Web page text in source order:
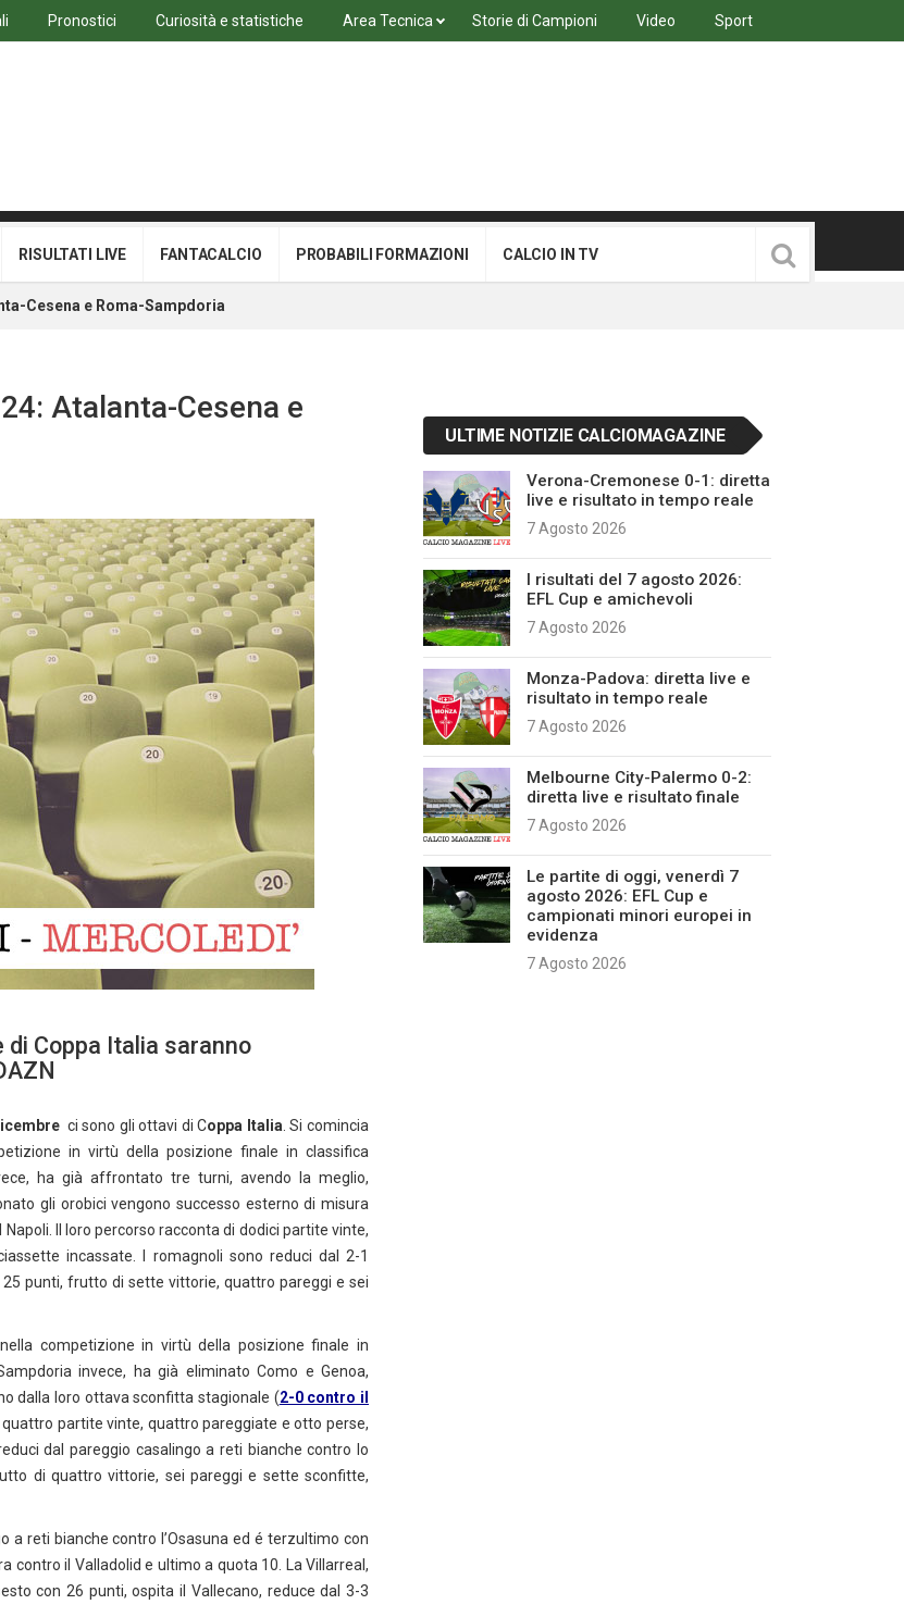
Pronostici Curiosità e statistiche Area Tecnica Storie di Campioni Video Sport
RISULTATI LIVE FANTACALCIO PROBABILI FORMAZIONI CALCIO IN TV
Cesena e Roma-Sampdoria
Atalanta-Cesena e
di Coppa Italia saranno
ci sono gli ottavi di Coppa Italia . Si comincia
in virtù della posizione finale in classifica
ha già affrontato tre turni, avendo la meglio,
gli orobici vengono successo esterno di misura
Il loro percorso racconta di dodici partite vinte,
incassate. I romagnoli sono reduci dal 2-1
punti, frutto di sette vittorie, quattro pareggi e sei
competizione in virtù della posizione finale in
invece, ha già eliminato Como e Genoa,
dalla loro ottava sconfitta stagionale (2-0 contro il
partite vinte, quattro pareggiate e otto perse,
dal pareggio casalingo a reti bianche contro lo
di quattro vittorie, sei pareggi e sette sconfitte,
a reti bianche contro l’Osasuna ed é terzultimo con
contro il Valladolid e ultimo a quota 10. La Villarreal,
con 26 punti, ospita il Vallecano, reduce dal 3-3
ULTIME NOTIZIE CALCIOMAGAZINE
Verona-Cremonese 0-1: diretta
live e risultato in tempo reale
7 Agosto 2026
I risultati del 7 agosto 2026:
EFL Cup e amichevoli
7 Agosto 2026
Monza-Padova: diretta live e
risultato in tempo reale
7 Agosto 2026
Melbourne City-Palermo 0-2:
diretta live e risultato finale
7 Agosto 2026
Le partite di oggi, venerdì 7
agosto 2026: EFL Cup e
campionati minori europei in
evidenza
7 Agosto 2026